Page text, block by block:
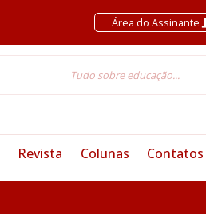
Área do Assinante
Revista Colunas Contatos